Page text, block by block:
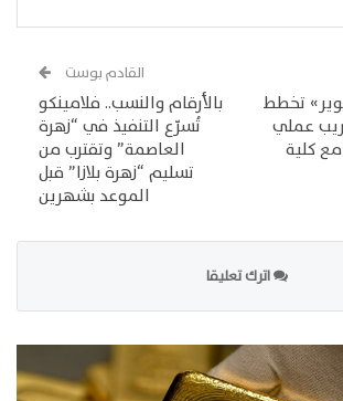
تخطط
عملي
مع كلية
القادم بوست
بالأرقام والنسب.. فلامينكو
تُسرّع التنفيذ في “زهرة
العاصمة” وتقترب من
تسليم “زهرة بلازا” قبل
الموعد بشهرين
اترك تعليقا